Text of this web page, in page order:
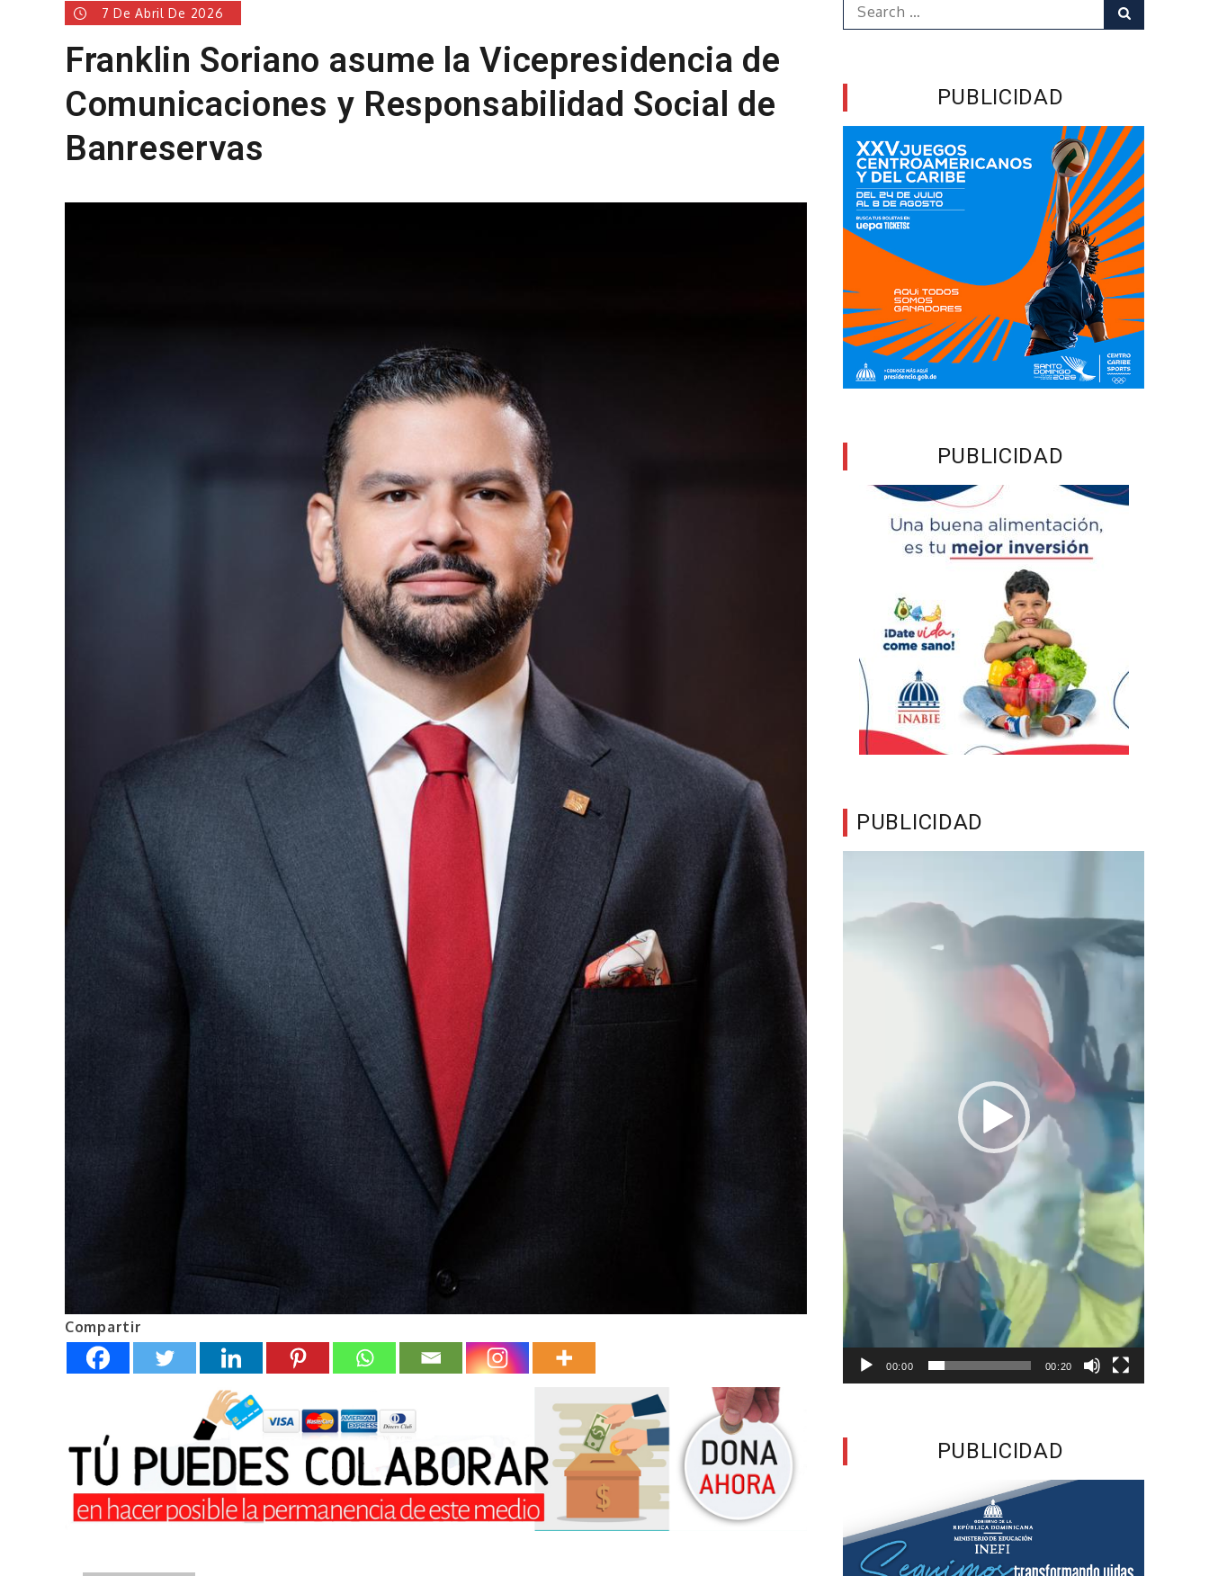
7 De Abril De 2026
Franklin Soriano asume la Vicepresidencia de
Comunicaciones y Responsabilidad Social de
Banreservas
Compartir
for:
PUBLICIDAD
PUBLICIDAD
PUBLICIDAD
00:00 00:20
PUBLICIDAD